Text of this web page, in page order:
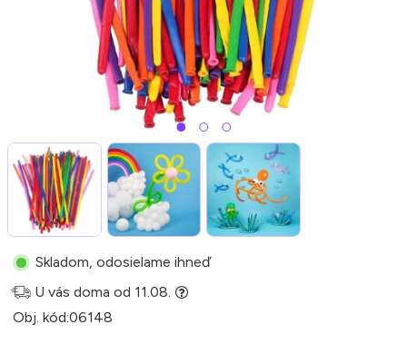
Skladom, odosielame ihneď
U vás doma od 11.08.
Obj. kód:06148